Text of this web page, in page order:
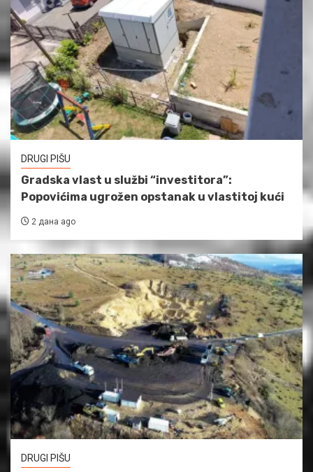
DRUGI PIŠU
Gradska vlast u službi “investitora”:
Popovićima ugrožen opstanak u vlastitoj kući
2 дана ago
DRUGI PIŠU